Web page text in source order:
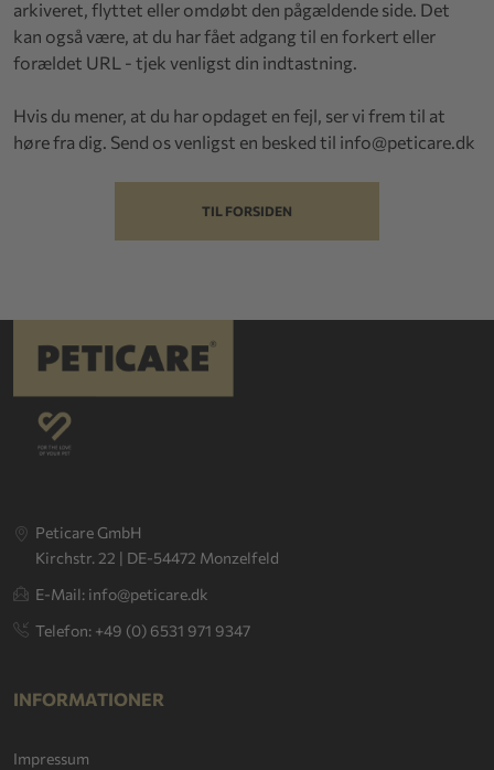
arkiveret, flyttet eller omdøbt den pågældende side. Det
kan også være, at du har fået adgang til en forkert eller
forældet URL - tjek venligst din indtastning.
Hvis du mener, at du har opdaget en fejl, ser vi frem til at
høre fra dig. Send os venligst en besked til info@peticare.dk
TIL FORSIDEN
Peticare GmbH
Kirchstr. 22 | DE-54472 Monzelfeld
E-Mail: info@peticare.dk
Telefon: +49 (0) 6531 971 9347
INFORMATIONER
Impressum